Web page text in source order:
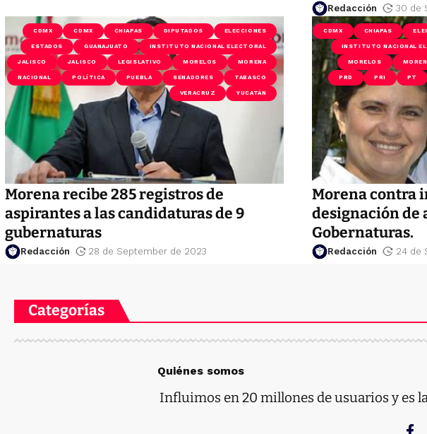
Redacción 30 de
CDMX CDMX CHIAPAS DIPUTADOS ELECCIONES
ESTADOS GUANAJUATO INSTITUTO NACIONAL ELECTORAL
JALISCO JALISCO LEGISLATIVO MORELOS MORENA
NACIONAL POLÍTICA PUEBLA SENADORES TABASCO
VERACRUZ YUCATÁN
Morena recibe 285 registros de
aspirantes a las candidaturas de 9
gubernaturas
Redacción 28 de September de 2023
CDMX CHIAPAS
INSTITUTO NACIONAL
MORELOS
PRD PRI PT
Morena contra
designación de
Gobernaturas.
Redacción 24 de
Categorías
Quiénes somos
Influimos en 20 millones de usuarios y es